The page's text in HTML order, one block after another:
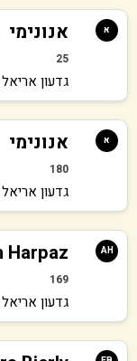
אנונימי
25
גדעון אריאל
א
אנונימי
180
גדעון אריאל
א
Harpaz
169
גדעון אריאל
AH